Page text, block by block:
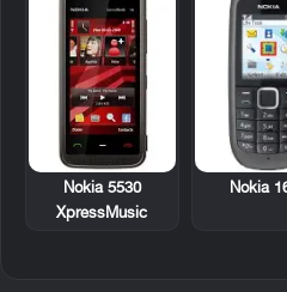
Nokia
Nokia 5530
XpressMusic